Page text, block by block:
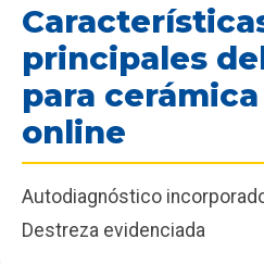
principales
para
online
Autodiagnóstico
Destreza evidenciada